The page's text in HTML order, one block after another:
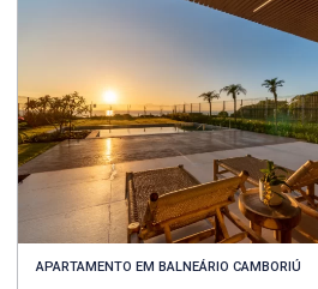
APARTAMENTO EM BALNEÁRIO CAMBORIÚ